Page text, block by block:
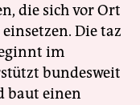
die sich vor Ort
Die taz
im
bundesweit
baut einen